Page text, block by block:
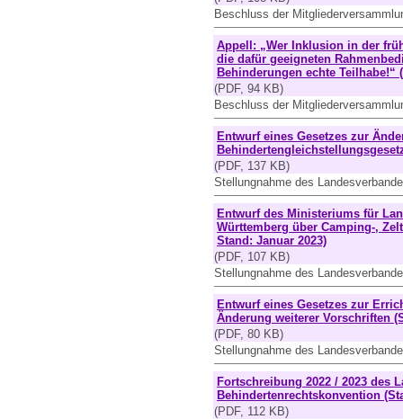
Beschluss der
Appell: „Wer Inklusion in der
die dafür geeigneten
Behinderungen echte Teilhabe!“
(PDF, 94 KB)
Beschluss der
Entwurf eines Gesetzes zur
(PDF, 137 KB)
Stellungnahme des
Entwurf des Ministeriums für
Württemberg über Camping-,
Stand: Januar 2023)
(PDF, 107 KB)
Stellungnahme des
Entwurf eines Gesetzes zur
Änderung weiterer Vorschriften
(PDF, 80 KB)
Stellungnahme des
Fortschreibung 2022 / 2023 des
Behindertenrechtskonvention
(PDF, 112 KB)